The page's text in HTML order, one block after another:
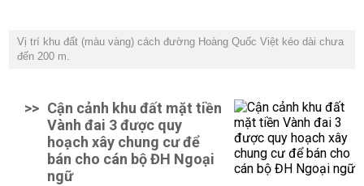
Vị trí khu đất (màu vàng) cách đường Hoàng Quốc Việt kéo dài chưa
đến 200 m.
>> Cận cảnh khu đất mặt tiền
Vành đai 3 được quy
hoạch xây chung cư để
bán cho cán bộ ĐH Ngoại
ngữ